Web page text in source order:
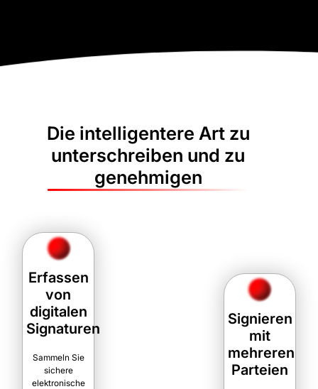
Die intelligentere Art zu
unterschreiben und zu
genehmigen
Erfassen
von
digitalen
Signaturen
Sammeln Sie
sichere
elektronische
Signieren
mit
mehreren
Parteien